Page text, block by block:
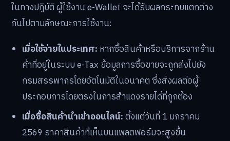
ในทางปฏิบัติ ผู้ใช้งาน e-Wallet จะได้รับผลกระทบแตกต่าง
กันไปตามลักษณะการใช้งาน:
เมื่อใช้จ่ายในประเทศ: หากซื้อสินค้าหรือบริการจากร้าน
ค้าที่อยู่ในระบบ e-Tax ข้อมูลการซื้อขายจะถูกส่งไปยัง
กรมสรรพากรโดยอัตโนมัติในอนาคต ซึ่งส่งผลต่อผู้
ประกอบการโดยตรงในการสำแดงรายได้ที่ถูกต้อง
เมื่อซื้อสินค้านำเข้าออนไลน์:ตั้งแต่วันที่ 1 มกราคม
2569 ราคาสินค้าที่เห็นบนแพลตฟอร์มจะสูงขึ้น